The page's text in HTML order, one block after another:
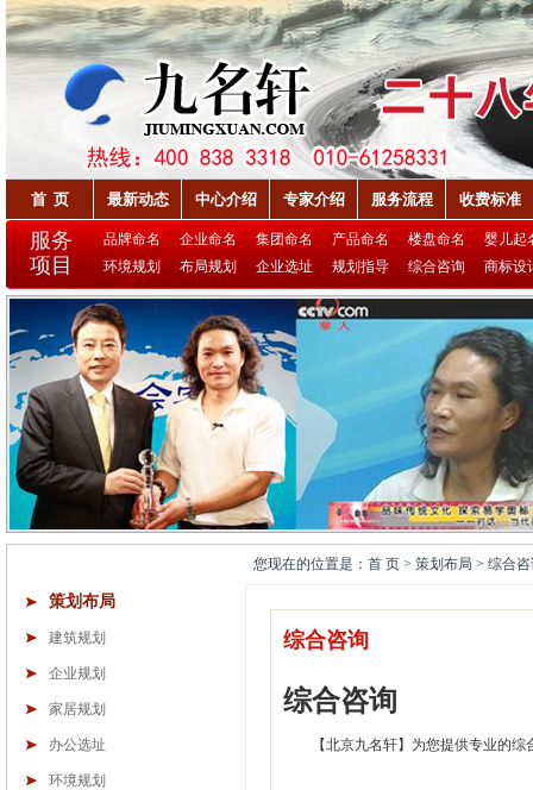
首 页 最新动态 中心介绍 专家介绍 服务流程 收费标准
服务
项目
品牌命名 企业命名 集团命名 产品命名 楼盘命名
婴儿起
环境规划
布局规划 企业选址 规划指导 综合咨询 商标设
您现在的位置是：首 页 > 策划布局 > 综合
策划布局
建筑规划
企业规划
家居规划
办公选址
环境规划
综合咨询
综合咨询
【北京九名轩】为您提供专业的综